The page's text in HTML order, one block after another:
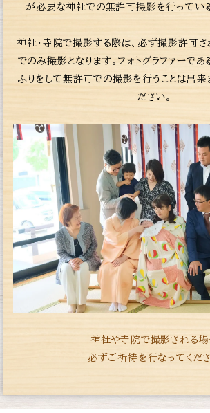
が必要な神社での無許可撮影を行ってい
神社・寺院で撮影する際は、必ず撮影許可さ
でのみ撮影となります。フォトグラファーで
ふりをして無許可での撮影を行うことは出来
ださい。
神社や寺院で撮影される場
必ずご祈祷を行なってくだ